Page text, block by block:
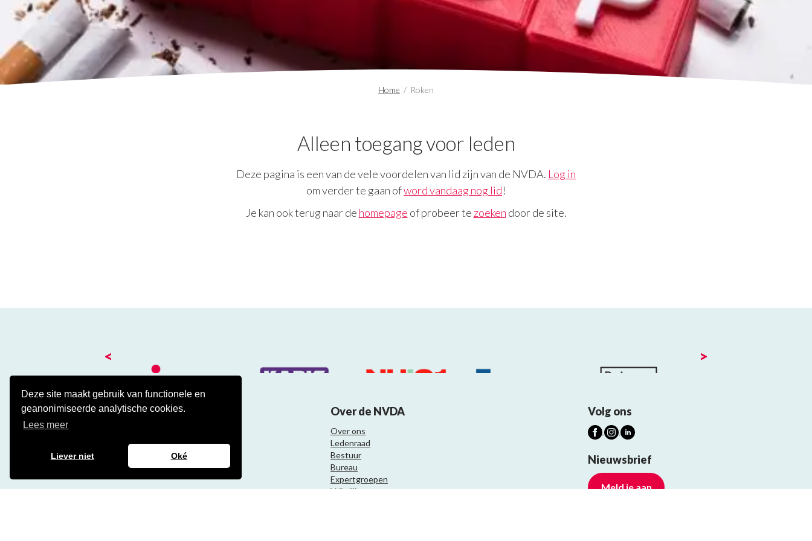
Deze site maakt gebruik van functionele en
geanonimiseerde analytische cookies.
Lees meer
Liever niet Oké
Home / Roken
Alleen toegang voor leden
Deze pagina is een van de vele voordelen van lid zijn van de NVDA. Log in
om verder te gaan ofword vandaag nog lid!
Je kan ook terug naar de homepage of probeer te zoeken door de site.
< >
Kantoor
3743 KE Baarn
Contact
Over de NVDA
Over ons
Ledenraad
Bestuur
Bureau
Expertgroepen
Vrijwilligers
Volg ons
Nieuwsbrief
Meld je aan